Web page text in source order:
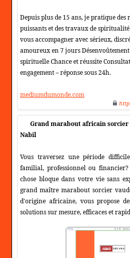
Depuis plus de 15 ans, je pratique
puissants et des travaux de
vous accompagner avec sérieux,
amoureux en 7 jours
spirituelle Chance et réussite
engagement – réponse sous 24h.
mediumdumonde.com
Grand marabout africain
Nabil
Vous traversez une période
familial, professionnel ou financier?
chose bloque dans votre vie sans
grand maître marabout sorcier
d'origine africaine, vous propose
solutions sur mesure, efficaces et